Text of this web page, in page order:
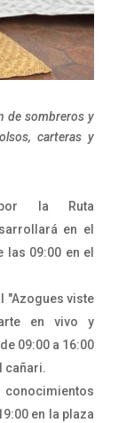
de sombreros y
carteras y
la Ruta
en el
las 09:00 en el
"Azogues viste
en vivo y
09:00 a 16:00
cañari.
en la plaza